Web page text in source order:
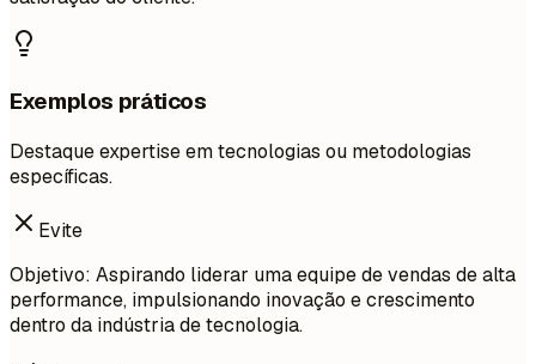
Exemplos práticos
Destaque expertise em tecnologias ou metodologias
específicas.
Evite
Objetivo: Aspirando liderar uma equipe de vendas de alta
performance, impulsionando inovação e crescimento
dentro da indústria de tecnologia.